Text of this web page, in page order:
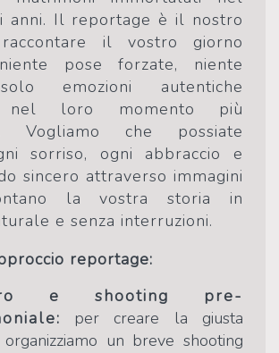
anni. Il reportage è il nostro
il vostro giorno
pose forzate, niente
emozioni autentiche
nel loro momento più
Vogliamo che possiate
sorriso, ogni abbraccio e
sincero attraverso immagini
la vostra storia in
e senza interruzioni.
reportage:
e shooting pre-
: per creare la giusta
organizziamo un breve shooting